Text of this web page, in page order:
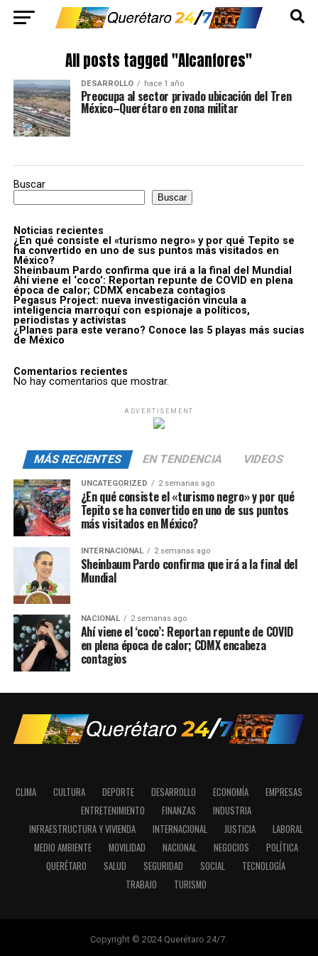
All posts tagged "Alcanfores"
DESARROLLO hace 1 año
Preocupa al sector privado ubicación del Tren
México–Querétaro en zona militar
Buscar
Buscar
Noticias recientes
¿En qué consiste el «turismo negro» y por qué Tepito se
ha convertido en uno de sus puntos más visitados en
México?
Sheinbaum Pardo confirma que irá a la final del Mundial
Ahí viene el ‘coco’: Reportan repunte de COVID en plena
época de calor; CDMX encabeza contagios
Pegasus Project: nueva investigación vincula a
inteligencia marroquí con espionaje a políticos,
periodistas y activistas
¿Planes para este verano? Conoce las 5 playas más sucias
de México
Comentarios recientes
No hay comentarios que mostrar.
ADVERTISEMENT
MÁS RECIENTES EN TENDENCIA VIDEOS
UNCATEGORIZED 2 semanas ago
¿En qué consiste el «turismo negro» y por qué
Tepito se ha convertido en uno de sus puntos
más visitados en México?
INTERNACIONAL 2 semanas ago
Sheinbaum Pardo confirma que irá a la final del
Mundial
NACIONAL 2 semanas ago
Ahí viene el ‘coco’: Reportan repunte de COVID
en plena época de calor; CDMX encabeza
contagios
CLIMA CULTURA DEPORTE DESARROLLO ECONOMÍA
EMPRESAS
ENTRETENIMIENTO
FINANZAS
INDUSTRIA
INFRAESTRUCTURA Y VIVIENDA
INTERNACIONAL JUSTICIA
LABORAL
MEDIO AMBIENTE
MOVILIDAD NACIONAL NEGOCIOS
POLÍTICA
QUERÉTARO
SALUD SEGURIDAD SOCIAL
TECNOLOGÍA
TRABAJO
TURISMO
Copyright © 2024 Querétaro 24/7.